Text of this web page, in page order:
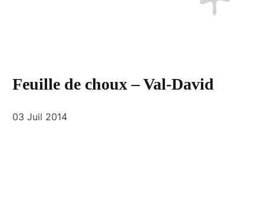
Feuille de choux – Val-David
03 Juil 2014